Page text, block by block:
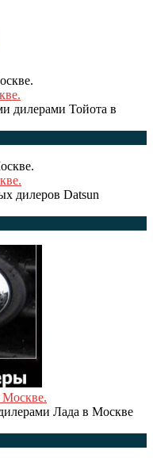
дилерами Тойота в
дилеров Datsun
Лада в Москве